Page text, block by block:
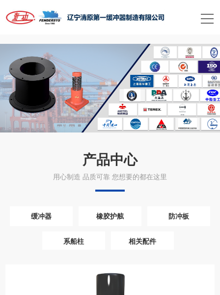
产品中心
用心制造 品质可靠 您想要的都在这里
缓冲器 橡胶护舷 防冲板
系船柱 相关配件